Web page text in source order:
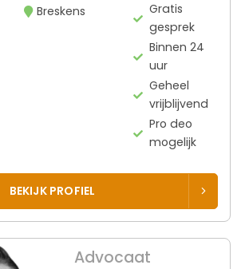
Breskens
Gratis
gesprek
Binnen 24
uur
Geheel
vrijblijvend
Pro deo
mogelijk
BEKIJK PROFIEL
Advocaat